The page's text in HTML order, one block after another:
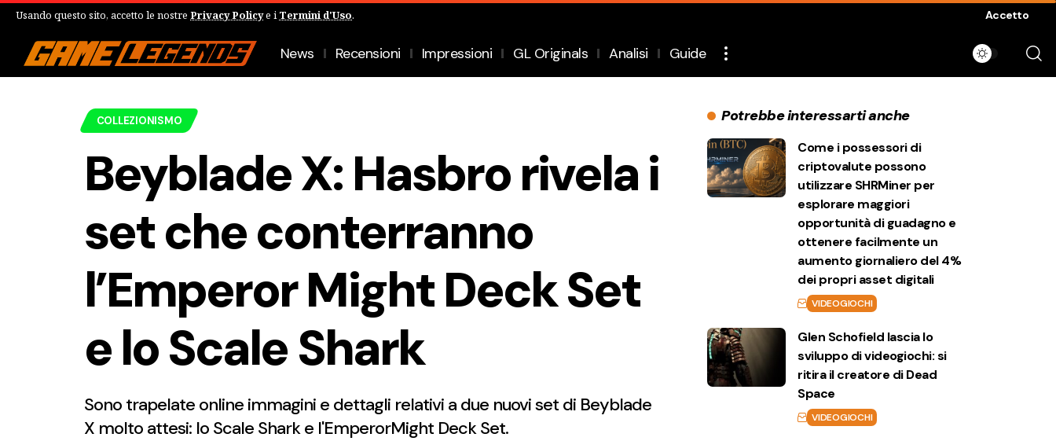
Usando questo sito, accetto le nostre Privacy Policye i Termini d'Uso. Accetto
News Recensioni Impressioni GL Originals Analisi Guide
COLLEZIONISMO
Beyblade X: Hasbro rivela i
set che conterranno
l’Emperor Might Deck Set
e lo Scale Shark
Sono trapelate online immagini e dettagli relativi a due nuovi set di Beyblade
X molto attesi: lo Scale Shark e l'EmperorMight Deck Set.
Potrebbe interessarti anche
Come i possessori di
criptovalute possono
utilizzare SHRMiner per
esplorare maggiori
opportunità di guadagno e
ottenere facilmente un
aumento giornaliero del 4%
dei propri asset digitali
VIDEOGIOCHI
Glen Schofield lascia lo
sviluppo di videogiochi: si
ritira il creatore di Dead
Space
VIDEOGIOCHI